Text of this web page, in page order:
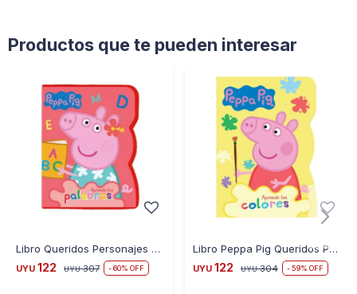
Productos que te pueden interesar
Libro Queridos Personajes Peppa Pig Aprende las Palabras
UYU 122 UYU 307 60
Libro Peppa Pig Queridos Personajes Aprende los Colores
UYU 122 UYU 304 59